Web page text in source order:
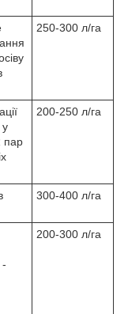
250-300 л/га
у
пар
200-250 л/га
300-400 л/га
-
200-300 л/га